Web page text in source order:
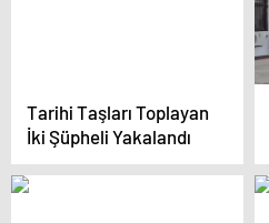
Tarihi Taşları Toplayan
İki Şüpheli Yakalandı